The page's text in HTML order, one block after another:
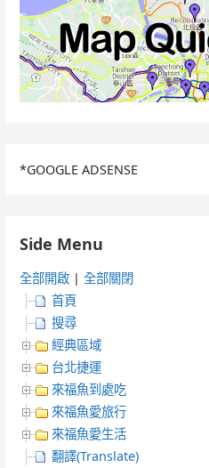
*GOOGLE ADSENSE
Side Menu
全部開啟 |全部關閉
首頁
搜尋
經典區域
台北捷運
來福魚到處吃
來福魚愛旅行
來福魚愛生活
翻譯(Translate)